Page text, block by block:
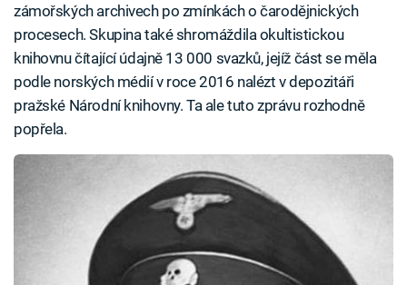
zámořských archivech po zmínkách o čarodějnických
procesech. Skupina také shromáždila okultistickou
knihovnu čítající údajně 13 000 svazků, jejíž část se měla
podle norských médií v roce 2016 nalézt v depozitáři
pražské Národní knihovny. Ta ale tuto zprávu rozhodně
popřela.